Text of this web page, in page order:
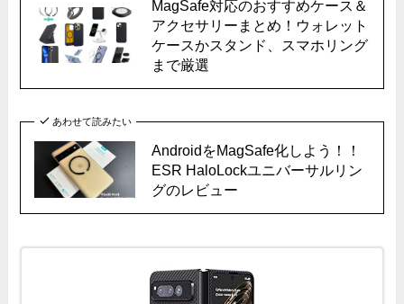
MagSafe対応のおすすめケース＆
アクセサリーまとめ！ウォレット
ケースかスタンド、スマホリング
まで厳選
あわせて読みたい
AndroidをMagSafe化しよう！！
ESR HaloLockユニバーサルリン
グのレビュー